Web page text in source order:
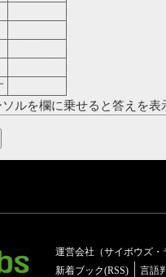
ルを欄に乗せると答えを表
運営会社（サイボウズ・
新着ブック(RSS)
言語